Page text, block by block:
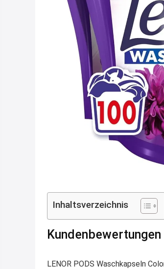
Inhaltsverzeichnis
Kundenbewertungen
LENOR PODS Waschkapseln